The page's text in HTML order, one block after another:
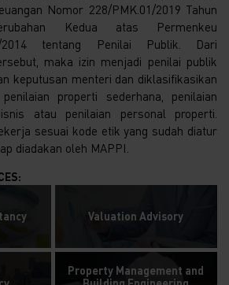
Nomor 228/PMK.01/2019 Tahun
Kedua atas Permenkeu
2014 tentang Penilai Publik. Dari
maka izin menjadi penilai publik
keputusan menteri dan diklasifikasikan
properti sederhana, penilaian
atau penilaian personal properti.
sesuai kode etik yang sudah diatur
diadakan oleh MAPPI.
Valuation Advisory
Property Management and